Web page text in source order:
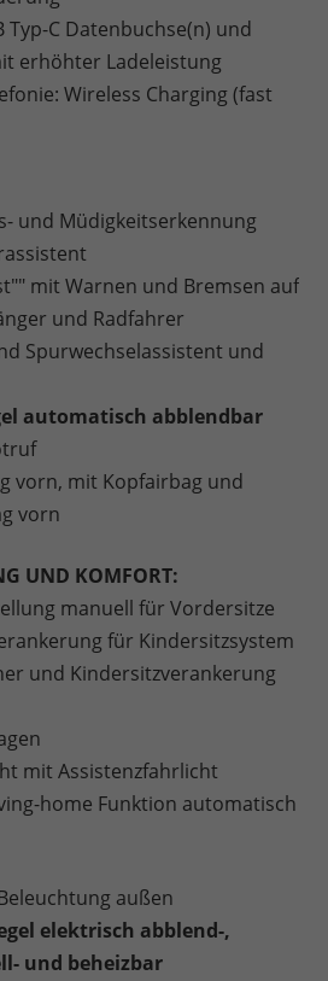
Typ-C Datenbuchse(n) und
erhöhter Ladeleistung
Wireless Charging (fast
und Müdigkeitserkennung
mit Warnen und Bremsen auf
und Radfahrer
Spurwechselassistent und
automatisch abblendbar
vorn, mit Kopfairbag und
vorn
UND KOMFORT:
manuell für Vordersitze
für Kindersitzsystem
und Kindersitzverankerung
mit Assistenzfahrlicht
home Funktion automatisch
außen
elektrisch abblend-,
und beheizbar